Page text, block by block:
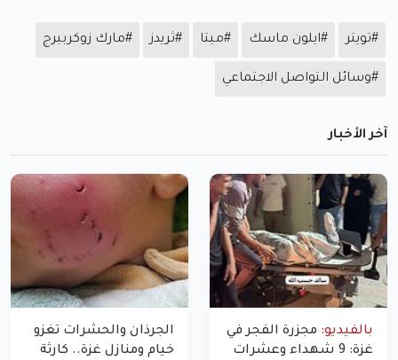
#تويتر #ايلون ماسك #ميتا #ثريدز #مارك زوكربيرج
#وسائل التواصل الاجتماعي
آخر الأخبار
بالفيديو: مجزرة الفجر في
غزة: 9 شهداء وعشرات
الجرذان والحشرات تغزو
خيام ومنازل غزة.. كارثة